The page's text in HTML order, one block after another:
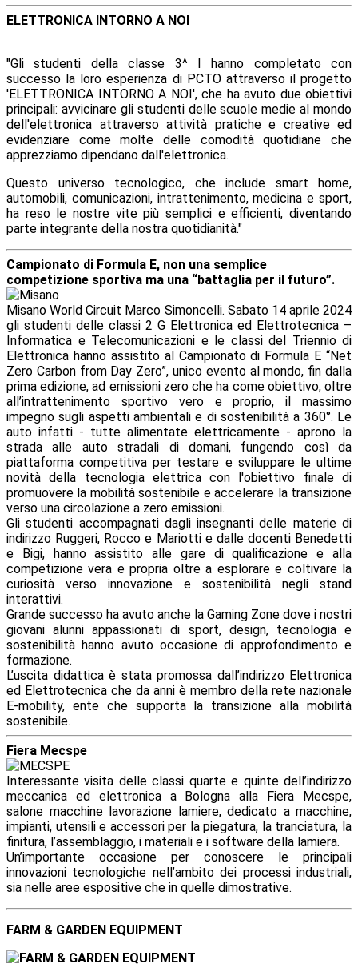
ELETTRONICA INTORNO A NOI
"Gli studenti della classe 3^ I hanno completato con
successo la loro esperienza di PCTO attraverso il progetto
'ELETTRONICA INTORNO A NOI', che ha avuto due obiettivi
principali: avvicinare gli studenti delle scuole medie al mondo
dell'elettronica attraverso attività pratiche e creative ed
evidenziare come molte delle comodità quotidiane che
apprezziamo dipendano dall'elettronica.
Questo universo tecnologico, che include smart home,
automobili, comunicazioni, intrattenimento, medicina e sport,
ha reso le nostre vite più semplici e efficienti, diventando
parte integrante della nostra quotidianità."
Campionato di Formula E, non una semplice
competizione sportiva ma una “battaglia per il futuro”.
Misano World Circuit Marco Simoncelli. Sabato 14 aprile 2024
gli studenti delle classi 2 G Elettronica ed Elettrotecnica –
Informatica e Telecomunicazioni e le classi del Triennio di
Elettronica hanno assistito al Campionato di Formula E “Net
Zero Carbon from Day Zero”, unico evento al mondo, fin dalla
prima edizione, ad emissioni zero che ha come obiettivo, oltre
all’intrattenimento sportivo vero e proprio, il massimo
impegno sugli aspetti ambientali e di sostenibilità a 360°. Le
auto infatti - tutte alimentate elettricamente - aprono la
strada alle auto stradali di domani, fungendo così da
piattaforma competitiva per testare e sviluppare le ultime
novità della tecnologia elettrica con l'obiettivo finale di
promuovere la mobilità sostenibile e accelerare la transizione
verso una circolazione a zero emissioni.
Gli studenti accompagnati dagli insegnanti delle materie di
indirizzo Ruggeri, Rocco e Mariotti e dalle docenti Benedetti
e Bigi, hanno assistito alle gare di qualificazione e alla
competizione vera e propria oltre a esplorare e coltivare la
curiosità verso innovazione e sostenibilità negli stand
interattivi.
Grande successo ha avuto anche la Gaming Zone dove i nostri
giovani alunni appassionati di sport, design, tecnologia e
sostenibilità hanno avuto occasione di approfondimento e
formazione.
L’uscita didattica è stata promossa dall’indirizzo Elettronica
ed Elettrotecnica che da anni è membro della rete nazionale
E-mobility, ente che supporta la transizione alla mobilità
sostenibile.
Fiera Mecspe
Interessante visita delle classi quarte e quinte dell’indirizzo
meccanica ed elettronica a Bologna alla Fiera Mecspe,
salone macchine lavorazione lamiere, dedicato a macchine,
impianti, utensili e accessori per la piegatura, la tranciatura, la
finitura, l’assemblaggio, i materiali e i software della lamiera.
Un’importante occasione per conoscere le principali
innovazioni tecnologiche nell’ambito dei processi industriali,
sia nelle aree espositive che in quelle dimostrative.
FARM & GARDEN EQUIPMENT